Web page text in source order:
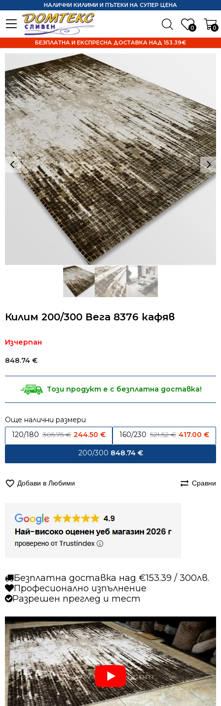
0 0
НАЛИЧНИ КИЛИМИ И ПЪТЕКИ НА СУПЕР ЦЕНА
БЕЗПЛАТНА И ЕКСПРЕСНА ДОСТАВКА НАД 153.39€
Килим 200/300 Вега 8376 кафяв
Изчерпан
848.74 €
Този продукт е с безплатна доставка!
Още налични размери
120/180 305.75€ Original price was: 305.75 €.
244.50 €Current price is: 244.50 €.
160/230 521.52€ Original
417.00 €
200/300 848.74 €
Добави в Любими Сравни
Безплатна доставка над €153.39 / 300лв.
Професионално изпълнение
Разрешен преглед и тест